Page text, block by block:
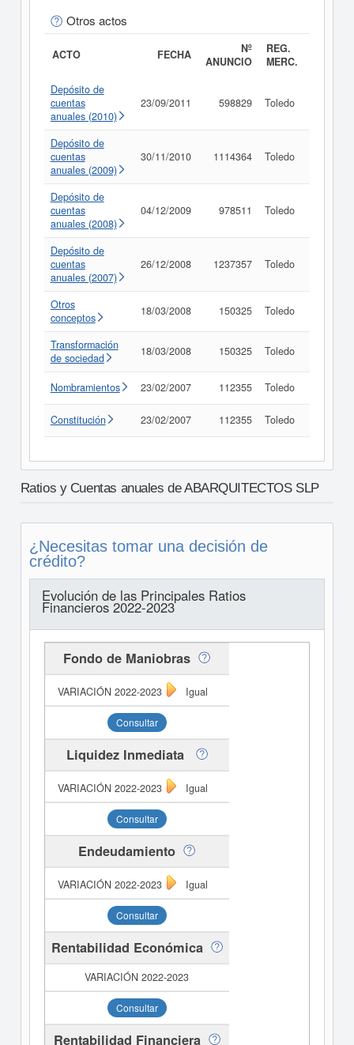
Otros actos
ACTO FECHA
Nº
ANUNCIO
REG.
MERC.
Depósito de
cuentas
anuales (2010)
23/09/2011 598829 Toledo
Depósito de
cuentas
anuales (2009)
30/11/2010 1114364 Toledo
Depósito de
cuentas
anuales (2008)
04/12/2009 978511 Toledo
Depósito de
cuentas
anuales (2007)
26/12/2008 1237357 Toledo
Otros
conceptos
18/03/2008 150325 Toledo
Transformación
de sociedad
18/03/2008 150325 Toledo
Nombramientos 23/02/2007 112355 Toledo
Constitución 23/02/2007 112355 Toledo
Ratios y Cuentas anuales de ABARQUITECTOS SLP
¿Necesitas tomar una decisión de
crédito?
Evolución de las Principales Ratios
Financieros 2022-2023
Fondo de Maniobras
Igual
Consultar
Liquidez Inmediata
Igual
Consultar
Endeudamiento
Igual
Consultar
Rentabilidad Económica
Consultar
Rentabilidad Financiera